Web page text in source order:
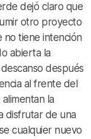
dejó claro que
otro proyecto
no tiene intención
abierta la
después
al frente del
la
disfrutar de una
cualquier nuevo